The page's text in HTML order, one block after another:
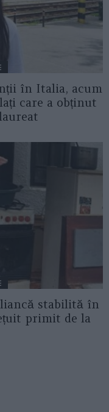
în Italia, acum
care a obținut
stabilită în
primit de la